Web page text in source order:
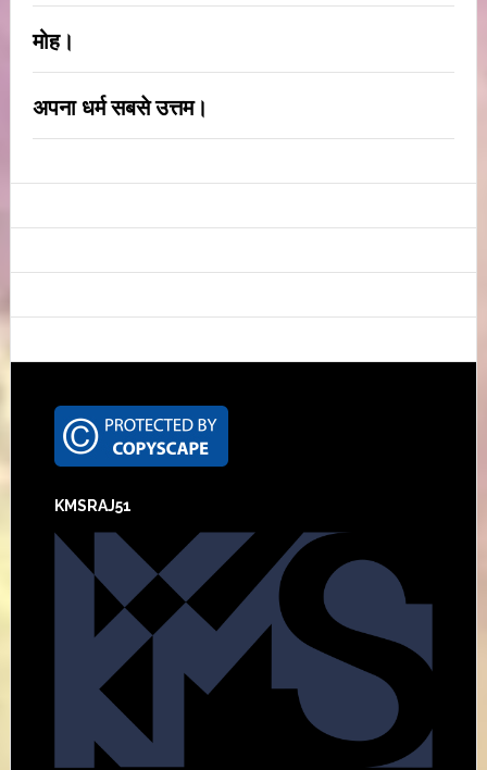
मोह।
अपना धर्म सबसे उत्तम।
Footer
KMSRAJ51